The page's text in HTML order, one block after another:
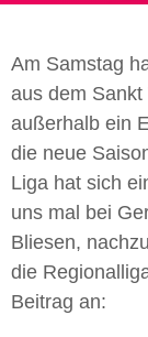
Am Samstag
aus dem
außerhalb ein
die neue
Liga hat sich
uns mal bei
Bliesen,
die
Beitrag an: